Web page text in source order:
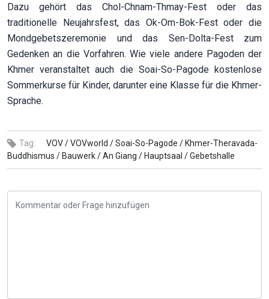
Dazu gehört das Chol-Chnam-Thmay-Fest oder das
traditionelle Neujahrsfest, das Ok-Om-Bok-Fest oder die
Mondgebetszeremonie und das Sen-Dolta-Fest zum
Gedenken an die Vorfahren. Wie viele andere Pagoden der
Khmer veranstaltet auch die Soai-So-Pagode kostenlose
Sommerkurse für Kinder, darunter eine Klasse für die Khmer-
Sprache.
Tag: VOV /VOVworld /Soai-So-Pagode / Khmer-Theravada-
Buddhismus / Bauwerk /An Giang / Hauptsaal /Gebetshalle